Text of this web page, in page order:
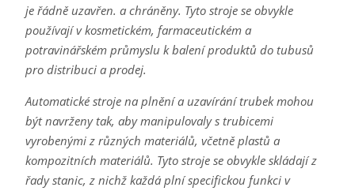
je řádně uzavřen. a chráněny. Tyto stroje se obvykle
používají v kosmetickém, farmaceutickém a
potravinářském průmyslu k balení produktů do tubusů
pro distribuci a prodej.
Automatické stroje na plnění a uzavírání trubek mohou
být navrženy tak, aby manipulovaly s trubicemi
vyrobenými z různých materiálů, včetně plastů a
kompozitních materiálů. Tyto stroje se obvykle skládají z
řady stanic, z nichž každá plní specifickou funkci v